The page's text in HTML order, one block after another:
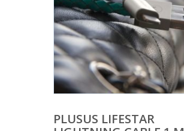
PLUSUS LIFESTAR